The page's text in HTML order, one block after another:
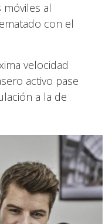
al
con el
velocidad
activo pase
a la de